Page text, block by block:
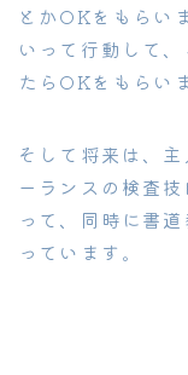
とかOKをもらい
いって行動して
たらOKをもらい
そして将来は、
ーランスの検査
って、同時に書
っています。